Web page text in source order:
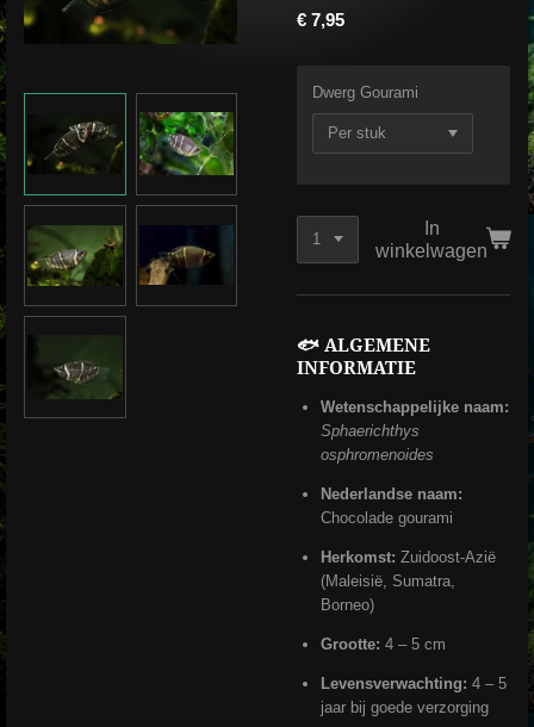
€ 7,95
Dwerg Gourami
In
winkelwagen
🐟 ALGEMENE
INFORMATIE
Wetenschappelijke naam:
Sphaerichthys
osphromenoides
Nederlandse naam:
Chocolade gourami
Herkomst: Zuidoost-Azië
(Maleisië, Sumatra,
Borneo)
Grootte: 4 – 5 cm
Levensverwachting: 4 – 5
jaar bij goede verzorging